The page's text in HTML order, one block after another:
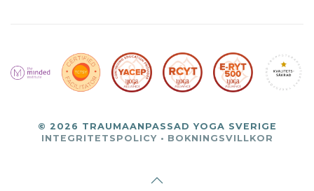
© 2026 TRAUMAANPASSAD YOGA SVERIGE
INTEGRITETSPOLICY · BOKNINGSVILLKOR